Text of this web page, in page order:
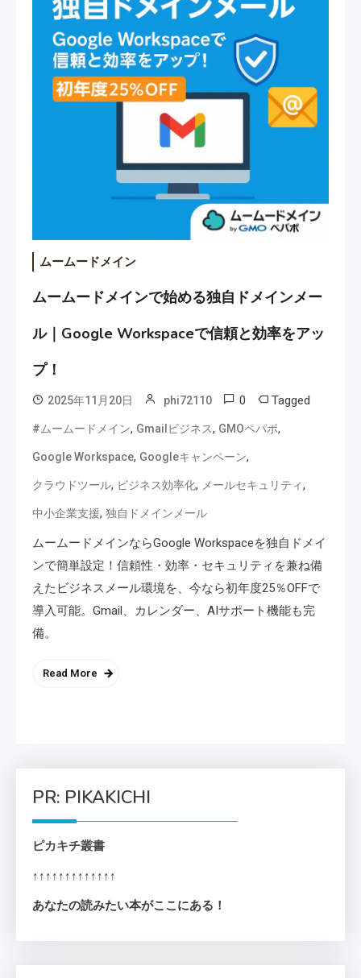
ムームードメイン
ムームードメインで始める独自ドメインメー
ル｜Google Workspaceで信頼と効率をアッ
プ！
2025年11月20日 phi72110 0 Tagged
#ムームードメイン, Gmailビジネス, GMOペパボ,
Google Workspace, Googleキャンペーン,
クラウドツール, ビジネス効率化, メールセキュリティ,
中小企業支援, 独自ドメインメール
ムームードメインならGoogle Workspaceを独自ドメイ
ンで簡単設定！信頼性・効率・セキュリティを兼ね備
えたビジネスメール環境を、今なら初年度25％OFFで
導入可能。Gmail、カレンダー、AIサポート機能も完
備。
Read More
PR: PIKAKICHI
ピカキチ叢書
↑↑↑↑↑↑↑↑↑↑↑↑↑
あなたの読みたい本がここにある！